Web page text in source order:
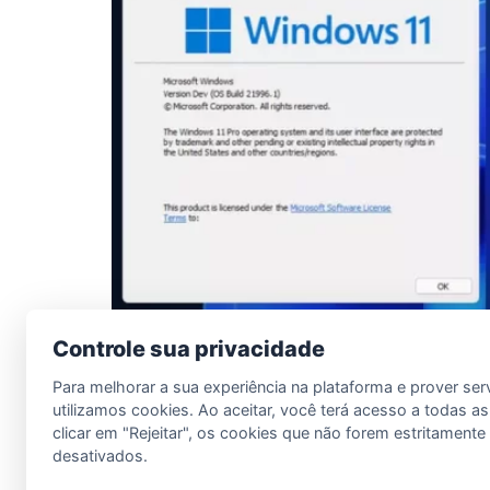
O Windows 11 é a última versão do sistema
ao seu antecessor, o Windows 10, incluindo
notáveis no Windows 11 é a nova interface
Controle sua privacidade
Para melhorar a sua experiência na plataforma e prover
utilizamos cookies. Ao aceitar, você terá acesso a todas
clicar em "Rejeitar", os cookies que não forem
desativados.